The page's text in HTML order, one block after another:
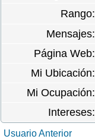
Rango:
Mensajes:
Página Web:
Mi Ubicación:
Mi Ocupación:
Intereses:
Usuario Anterior